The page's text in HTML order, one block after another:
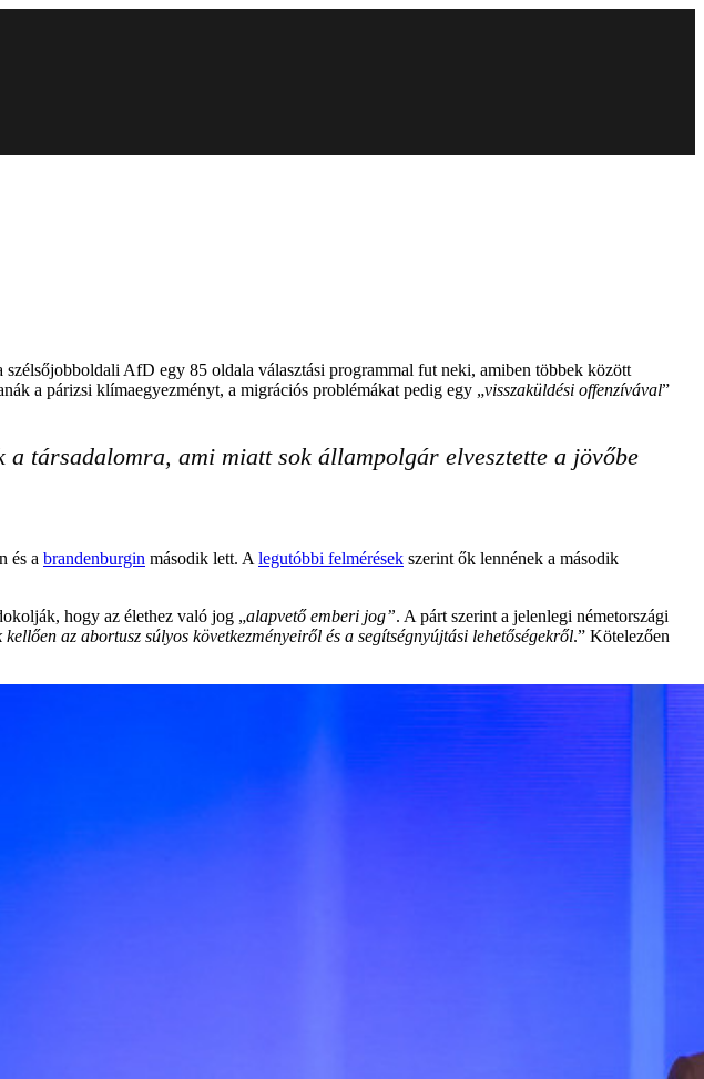
szélsőjobboldali AfD egy 85 oldala választási programmal fut neki, amiben többek között
a párizsi klímaegyezményt, a migrációs problémákat pedig egy „visszaküldési offenzívával”
társadalomra, ami miatt sok állampolgár elvesztette a jövőbe
és a brandenburgin második lett. A legutóbbi felmérések szerint ők lennének a második
hogy az élethez való jog „alapvető emberi jog”. A párt szerint a jelenlegi németországi
az abortusz súlyos következményeiről és a segítségnyújtási lehetőségekről.” Kötelezően